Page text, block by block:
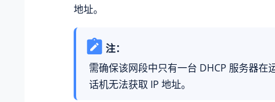
地址。
注：
需确保该网段中只有一台 DHCP 服务器在
话机无法获取 IP 地址。